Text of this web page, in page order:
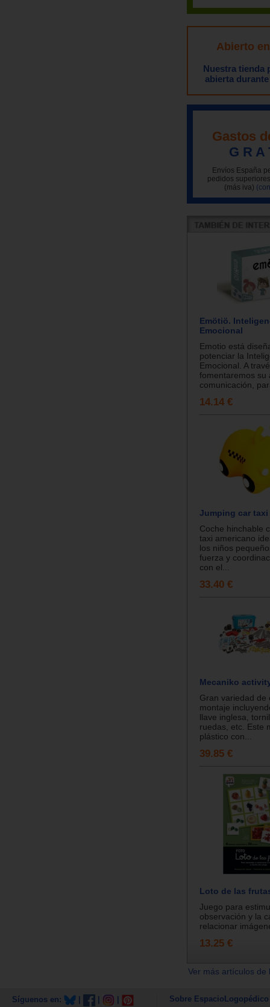
Abierto
Nuestra tienda
abierta
Gastos
G R A
Envíos España
pedidos
(más iva)
Emötiö.
Emocional
Emotio está
potenciar la
Emocional. A
fomentaremos su
comunicación,
14.14 €
Jumping car taxi
Coche hinchable
taxi americano
los niños
fuerza y
con el...
33.40 €
Mecaniko
Gran variedad de
montaje
llave inglesa,
ruedas, etc. Este
plástico con...
39.85 €
Loto de las
Juego para
observación y la
relacionar
13.25 €
Ver más artículos
Síguenos en: Sobre EspacioLogopédico